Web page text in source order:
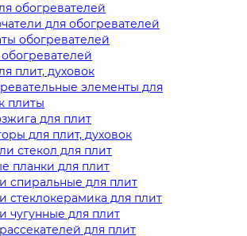
обогревателей
для обогревателей
обогревателей
плит, духовок
элементы для
плиты
для плит
для плит, духовок
стекол для плит
планки для плит
спиральные для плит
стеклокерамика для плит
чугунные для плит
для плит